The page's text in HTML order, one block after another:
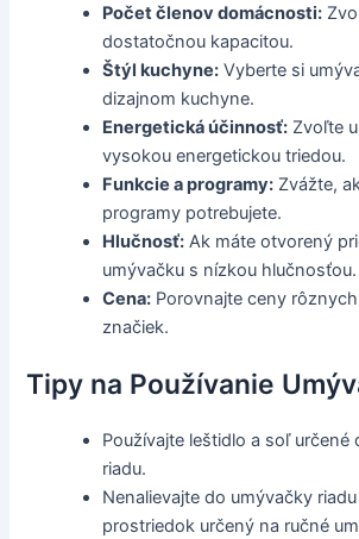
Počet členov domácnosti:
dostatočnou kapacitou.
Štýl kuchyne: Vyberte si
dizajnom kuchyne.
Energetická účinnosť: Zvoľte
vysokou energetickou triedou.
Funkcie a programy: Zvážte,
programy potrebujete.
Hlučnosť: Ak máte otvorený
umývačku s nízkou hlučnosťou.
Cena: Porovnajte ceny
značiek.
Tipy na Používanie
Používajte leštidlo a soľ určené
riadu.
Nenalievajte do umývačky
prostriedok určený na ručné